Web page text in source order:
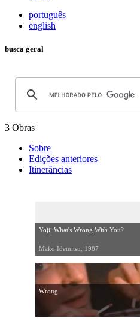
português
english
busca geral
3 Obras
Sobre
Edições anteriores
Itinerâncias
Yoji, What's Wrong With You?
Mako Idemitsu, 1987
Wrong